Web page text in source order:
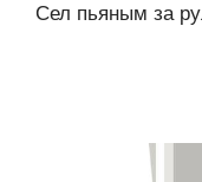
Сел пьяным за